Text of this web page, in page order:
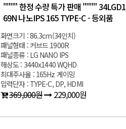
"""" 한정 수량 특가 판매 """" 34LGD1
69N 나노IPS 165 TYPE-C - 등외품
화면크기 : 86.3cm(34인치)
패널형태 : 커브드 1900R
패널종류 : LG NANO IPS
해상도 : 3440x1440 WQHD
최대주사율 : 165Hz 게이밍
입력단자 : TYPE-C, DP, HDMI
369,000원 229,000원